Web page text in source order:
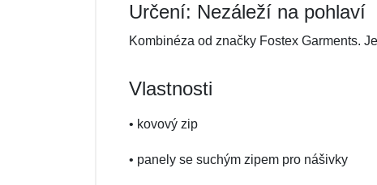
Určení: Nezáleží na pohlaví
Kombinéza od značky Fostex Garments.
Vlastnosti
• kovový zip
• panely se suchým zipem pro nášivky